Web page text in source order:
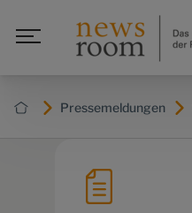
Pressemeldungen